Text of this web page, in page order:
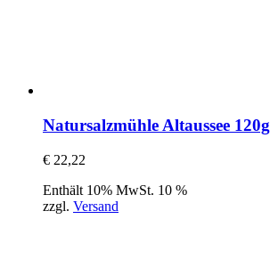
Natursalzmühle Altaussee 120g
€ 22,22
Enthält 10% MwSt. 10 %
zzgl. Versand